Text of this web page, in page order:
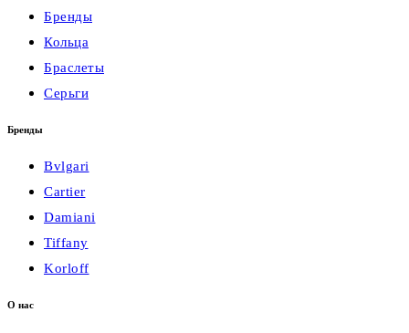
Бренды
Кольца
Браслеты
Серьги
Бренды
Bvlgari
Cartier
Damiani
Tiffany
Korloff
О нас